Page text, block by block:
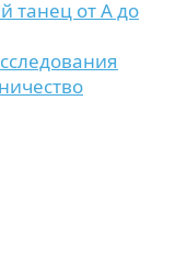
танец от А до